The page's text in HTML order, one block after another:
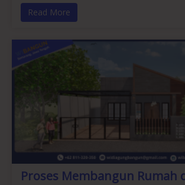
Read More
Proses Membangun Rumah